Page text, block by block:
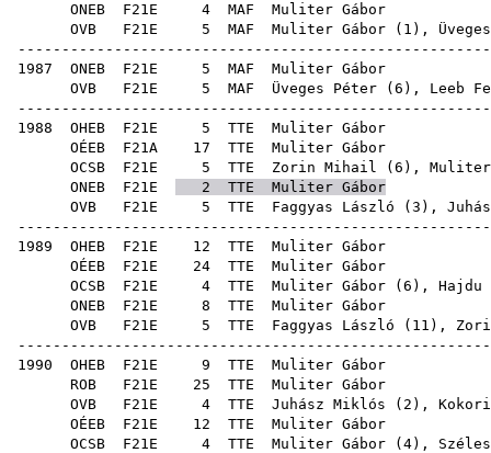
ONEB F21E 4 MAF
OVB F21E 5 MAF Muliter Gábor ( 1 ),
1987 ONEB F21E 5 MAF
OVB F21E 5 MAF Üveges Péter ( 6 ), Leeb
1988 OHEB F21E 5 TTE
OÉEB F21A 17 TTE
OCSB F21E 5 TTE Zorin Mihail ( 6 ), Muliter
ONEB F21E 2 TTE Muliter Gábor
OVB F21E 5 TTE Faggyas László ( 3 ),
1989 OHEB F21E 12 TTE
OÉEB F21E 24 TTE
OCSB F21E 4 TTE Muliter Gábor ( 6 ), Hajdu
ONEB F21E 8 TTE
OVB F21E 5 TTE Faggyas László ( 11 ),
1990 OHEB F21E 9 TTE
ROB F21E 25 TTE
OVB F21E 4 TTE Juhász Miklós ( 2 ),
OÉEB F21E 12 TTE
OCSB F21E 4 TTE Muliter Gábor ( 4),